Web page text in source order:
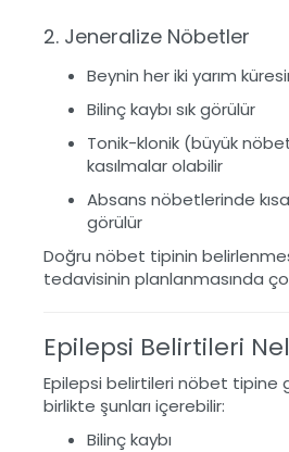
2. Jeneralize Nöbetler
Beynin her iki yarım
Bilinç kaybı sık görülür
Tonik-klonik (büyük
kasılmalar olabilir
Absans nöbetlerinde
görülür
Doğru nöbet tipinin
tedavisinin planlanmasında
Epilepsi Belirtileri
Epilepsi belirtileri nöbet tipine
birlikte şunları içerebilir:
Bilinç kaybı